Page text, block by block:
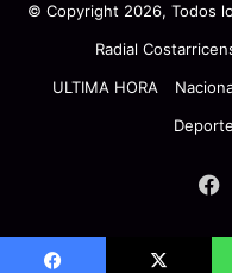
© Copyright 2026, Todos
Radial
ULTIMA HORA